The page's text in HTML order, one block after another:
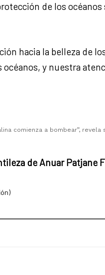
de los
hacia la belleza de
y nuestra
comienza a bombear”, revela
de Anuar Patjane